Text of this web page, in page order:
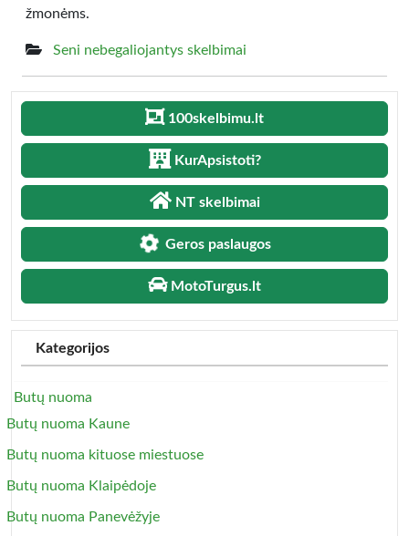
žmonėms.
Seni nebegaliojantys skelbimai
100skelbimu.lt
KurApsistoti?
NT skelbimai
Geros paslaugos
MotoTurgus.lt
Kategorijos
Butų nuoma
Butų nuoma Kaune
Butų nuoma kituose miestuose
Butų nuoma Klaipėdoje
Butų nuoma Panevėžyje